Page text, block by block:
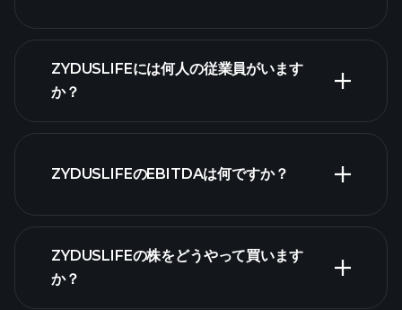
ZYDUSLIFEには何人の従業員がいます
か？
大の雇用主
ZYDUSLIFEのEBITDAは何ですか？
ZYDUSLIFEの株をどうやって買います
か？